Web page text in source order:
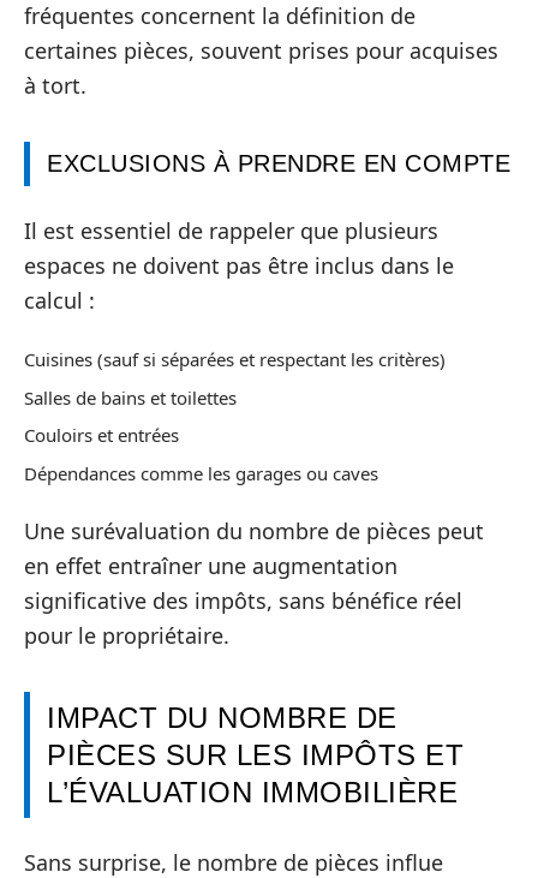
fréquentes concernent la définition de
certaines pièces, souvent prises pour acquises
à tort.
EXCLUSIONS À PRENDRE EN COMPTE
Il est essentiel de rappeler que plusieurs
espaces ne doivent pas être inclus dans le
calcul :
Cuisines (sauf si séparées et respectant les critères)
Salles de bains et toilettes
Couloirs et entrées
Dépendances comme les garages ou caves
Une surévaluation du nombre de pièces peut
en effet entraîner une augmentation
significative des impôts, sans bénéfice réel
pour le propriétaire.
IMPACT DU NOMBRE DE
PIÈCES SUR LES IMPÔTS ET
L’ÉVALUATION IMMOBILIÈRE
Sans surprise, le nombre de pièces influe